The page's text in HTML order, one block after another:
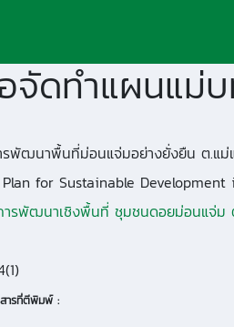
พัฒนาพื้นที่ม่อนแจ่มอย่างยั่งยืน ต.แม่
for Sustainable
ารพัฒนาเชิงพื้นที่ ชุมชนดอยม่อนแจ่ม
สารที่ตีพิมพ์ :